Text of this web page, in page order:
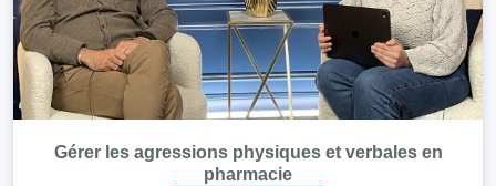
Gérer les agressions physiques et verbales en
pharmacie